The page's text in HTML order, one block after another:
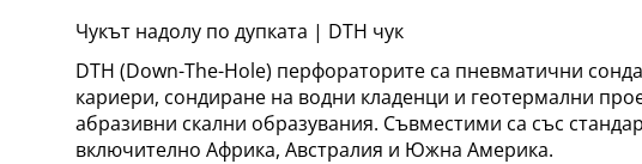
Чукът надолу по дупката | DTH чук
DTH (Down-The-Hole) перфораторите са пневматични
кариери, сондиране на водни кладенци и геотермални
абразивни скални образувания. Съвместими са със
включително Африка, Австралия и Южна Америка.